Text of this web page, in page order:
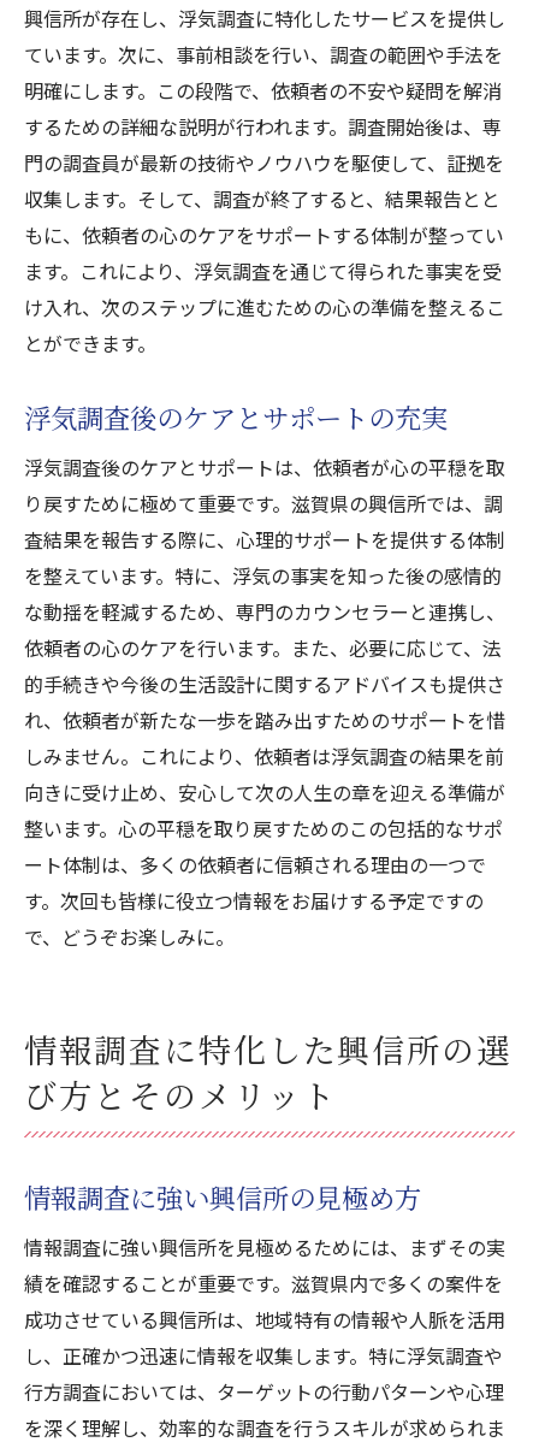
興信所が存在し、浮気調査に特化したサービスを提供し
ています。次に、事前相談を行い、調査の範囲や手法を
明確にします。この段階で、依頼者の不安や疑問を解消
するための詳細な説明が行われます。調査開始後は、専
門の調査員が最新の技術やノウハウを駆使して、証拠を
収集します。そして、調査が終了すると、結果報告とと
もに、依頼者の心のケアをサポートする体制が整ってい
ます。これにより、浮気調査を通じて得られた事実を受
け入れ、次のステップに進むための心の準備を整えるこ
とができます。
浮気調査後のケアとサポートの充実
浮気調査後のケアとサポートは、依頼者が心の平穏を取
り戻すために極めて重要です。滋賀県の興信所では、調
査結果を報告する際に、心理的サポートを提供する体制
を整えています。特に、浮気の事実を知った後の感情的
な動揺を軽減するため、専門のカウンセラーと連携し、
依頼者の心のケアを行います。また、必要に応じて、法
的手続きや今後の生活設計に関するアドバイスも提供さ
れ、依頼者が新たな一歩を踏み出すためのサポートを惜
しみません。これにより、依頼者は浮気調査の結果を前
向きに受け止め、安心して次の人生の章を迎える準備が
整います。心の平穏を取り戻すためのこの包括的なサポ
ート体制は、多くの依頼者に信頼される理由の一つで
す。次回も皆様に役立つ情報をお届けする予定ですの
で、どうぞお楽しみに。
情報調査に特化した興信所の選
び方とそのメリット
情報調査に強い興信所の見極め方
情報調査に強い興信所を見極めるためには、まずその実
績を確認することが重要です。滋賀県内で多くの案件を
成功させている興信所は、地域特有の情報や人脈を活用
し、正確かつ迅速に情報を収集します。特に浮気調査や
行方調査においては、ターゲットの行動パターンや心理
を深く理解し、効率的な調査を行うスキルが求められま